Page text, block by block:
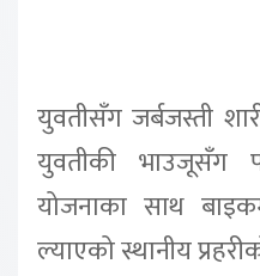
युवतीसँग जर्बजस्ती
युवतीकी भाउजूसँग
योजनाका साथ
ल्याएको स्थानीय